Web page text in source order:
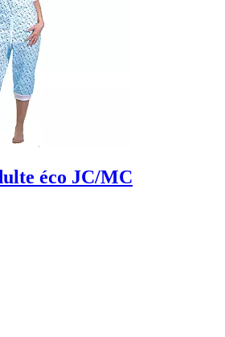
éco JC/MC